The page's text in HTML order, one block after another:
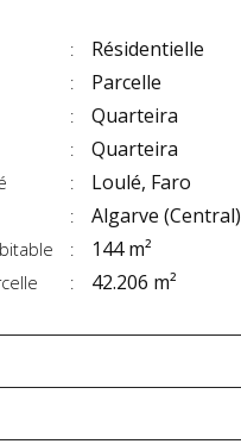
Résidentielle
Parcelle
Quarteira
Quarteira
Loulé, Faro
Algarve (Central)
144 m²
42.206 m²